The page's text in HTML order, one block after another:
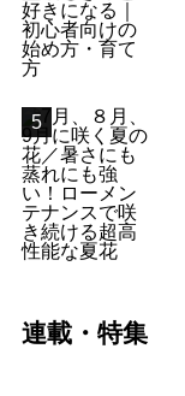
5
連載・特集